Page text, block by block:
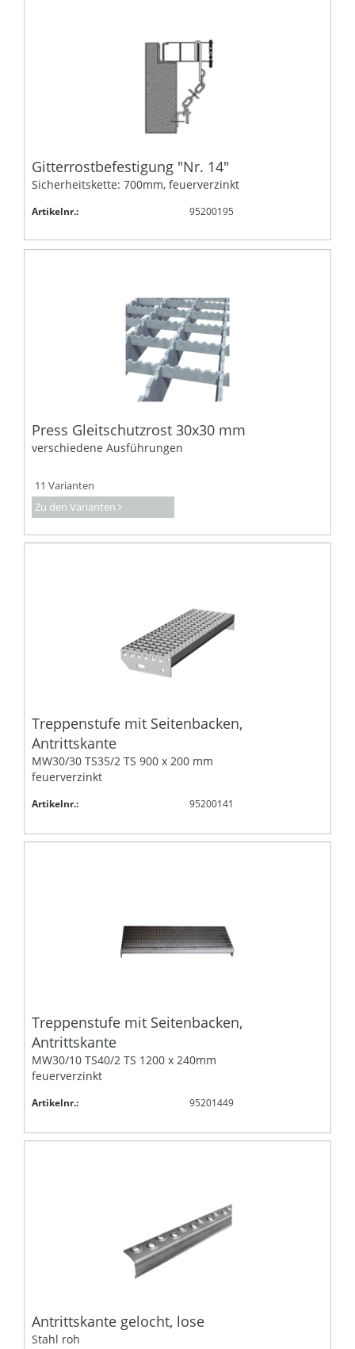
Gitterrostbefestigung "Nr. 14"
Sicherheitskette: 700mm, feuerverzinkt
Artikelnr.: 95200195
Press Gleitschutzrost 30x30 mm
verschiedene Ausführungen
11 Varianten
Zu den Varianten
Treppenstufe mit Seitenbacken,
Antrittskante
MW30/30 TS35/2 TS 900 x 200 mm
feuerverzinkt
Artikelnr.: 95200141
Treppenstufe mit Seitenbacken,
Antrittskante
MW30/10 TS40/2 TS 1200 x 240mm
feuerverzinkt
Artikelnr.: 95201449
Antrittskante gelocht, lose
Stahl roh